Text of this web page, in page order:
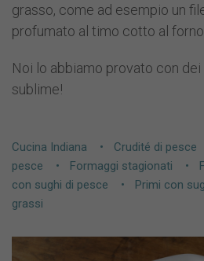
grasso, come ad esempio un
profumato al timo cotto al forno.
Noi lo abbiamo provato con
sublime!
Cucina Indiana Crudité di pesce
pesce
Formaggi stagionati
con sughi di pesce
Primi con
grassi